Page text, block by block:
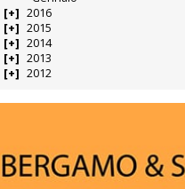
2016
2015
2014
2013
2012